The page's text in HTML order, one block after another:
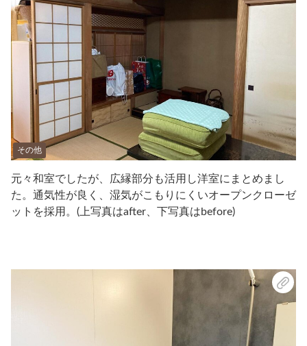
その他
元々和室でしたが、広縁部分も活用し洋室にまとめまし
た。通気性が良く、湿気がこもりにくいオープンクローゼ
ットを採用。(上写真はafter、下写真はbefore)